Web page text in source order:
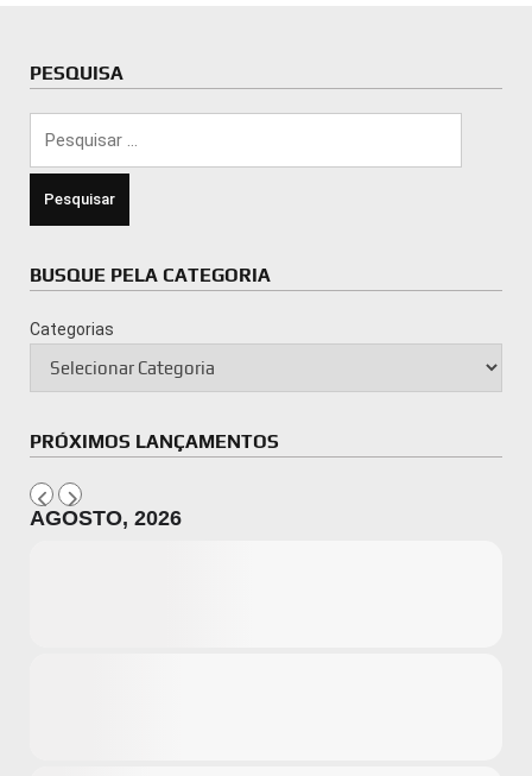
PESQUISA
BUSQUE PELA CATEGORIA
Categorias
PRÓXIMOS LANÇAMENTOS
AGOSTO, 2026